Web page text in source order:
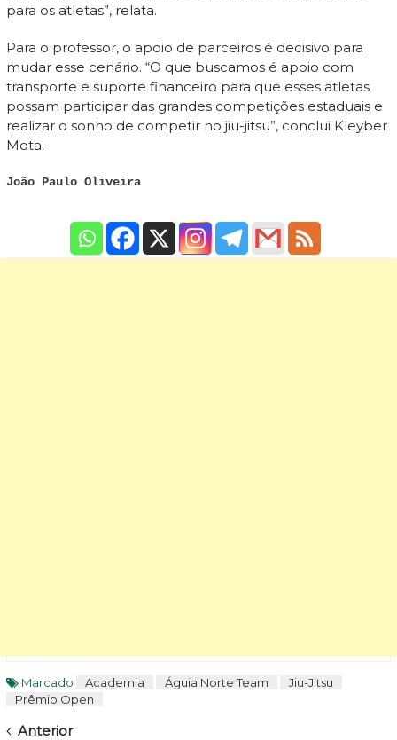
para os atletas”, relata.
Para o professor, o apoio de parceiros é decisivo para
mudar esse cenário. “O que buscamos é apoio com
transporte e suporte financeiro para que esses atletas
possam participar das grandes competições estaduais e
realizar o sonho de competir no jiu-jitsu”, conclui Kleyber
Mota.
João Paulo Oliveira
Marcado Academia Águia Norte Team
Jiu-Jitsu
Prêmio Open
Navegar
Anterior